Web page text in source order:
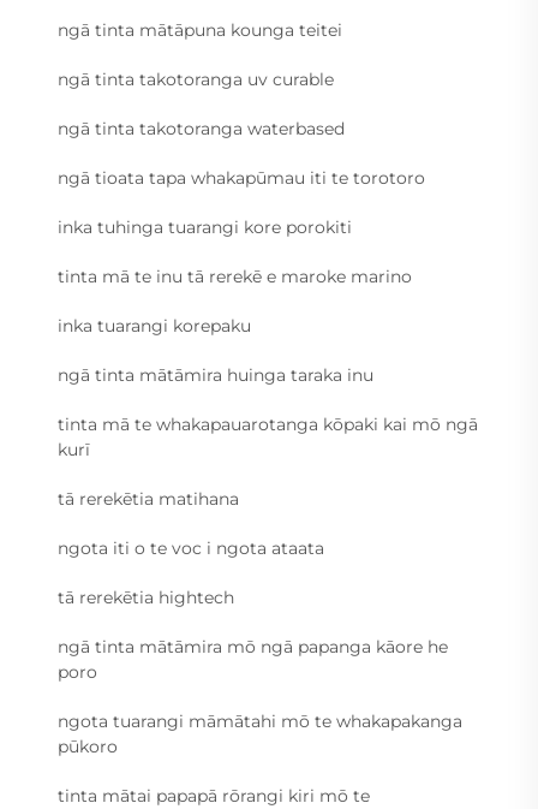
ngā tinta mātāpuna kounga teitei
ngā tinta takotoranga uv curable
ngā tinta takotoranga waterbased
ngā tioata tapa whakapūmau iti te torotoro
inka tuhinga tuarangi kore porokiti
tinta mā te inu tā rerekē e maroke marino
inka tuarangi korepaku
ngā tinta mātāmira huinga taraka inu
tinta mā te whakapauarotanga kōpaki kai mō ngā
kurī
tā rerekētia matihana
ngota iti o te voc i ngota ataata
tā rerekētia hightech
ngā tinta mātāmira mō ngā papanga kāore he
poro
ngota tuarangi māmātahi mō te whakapakanga
pūkoro
tinta mātai papapā rōrangi kiri mō te